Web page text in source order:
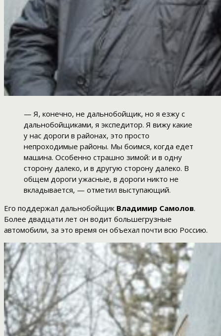
— Я, конечно, не дальнобойщик, но я езжу с
дальнобойщиками, я экспедитор. Я вижу какие
у нас дороги в районах, это просто
непроходимые районы. Мы боимся, когда едет
машина. Особенно страшно зимой: и в одну
сторону далеко, и в другую сторону далеко. В
общем дороги ужасные, в дороги никто не
вкладывается, — отметил выступающий.
Его поддержал дальнобойщик Владимир Самолов.
Более двадцати лет он водит большегрузные
автомобили, за это время он объехал почти всю Россию.